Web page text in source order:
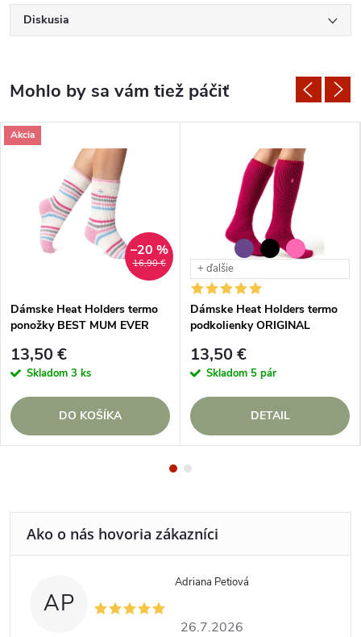
Diskusia
Akcia
16,90 €
–20 %
Dámske Heat Holders termo
ponožky BEST MUM EVER
13,50 €
Skladom 3 ks
DO KOŠÍKA
+ ďalšie
Dámske Heat Holders termo
podkolienky ORIGINAL
13,50 €
Skladom 5 pár
DETAIL
AP
Adriana Petiová
26.7.2026